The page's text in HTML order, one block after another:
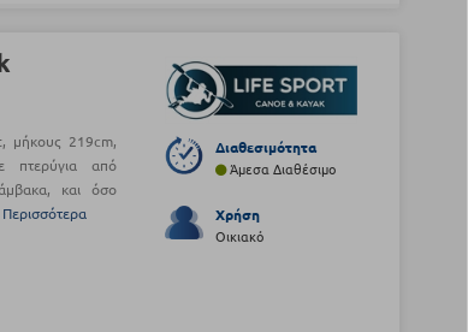
μήκους 219cm,
πτερύγια από
και όσο
Διαθεσιμότητα
Άμεσα Διαθέσιμο
Χρήση
Οικιακό